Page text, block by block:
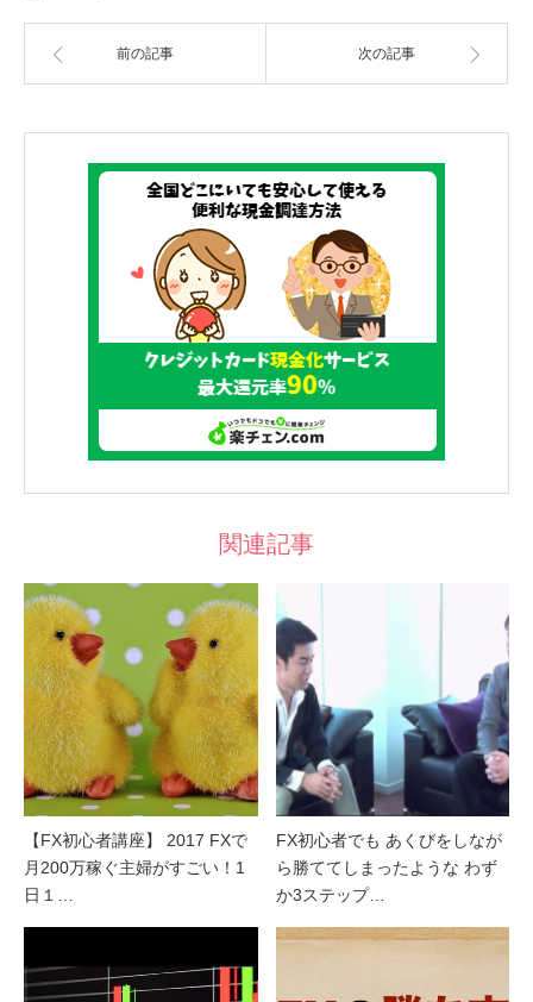
前の記事 次の記事
関連記事
【FX初心者講座】 2017 FXで
月200万稼ぐ主婦がすごい！1
日１…
FX初心者でも あくびをしなが
ら勝ててしまったような わず
か3ステップ…